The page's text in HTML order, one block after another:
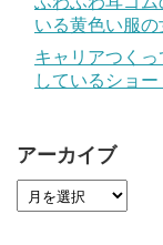
いる黄色い服
キャリアつく
しているショ
アーカイブ